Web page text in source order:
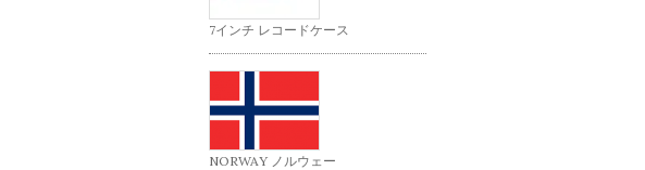
7インチ レコードケース
NORWAY ノルウェー